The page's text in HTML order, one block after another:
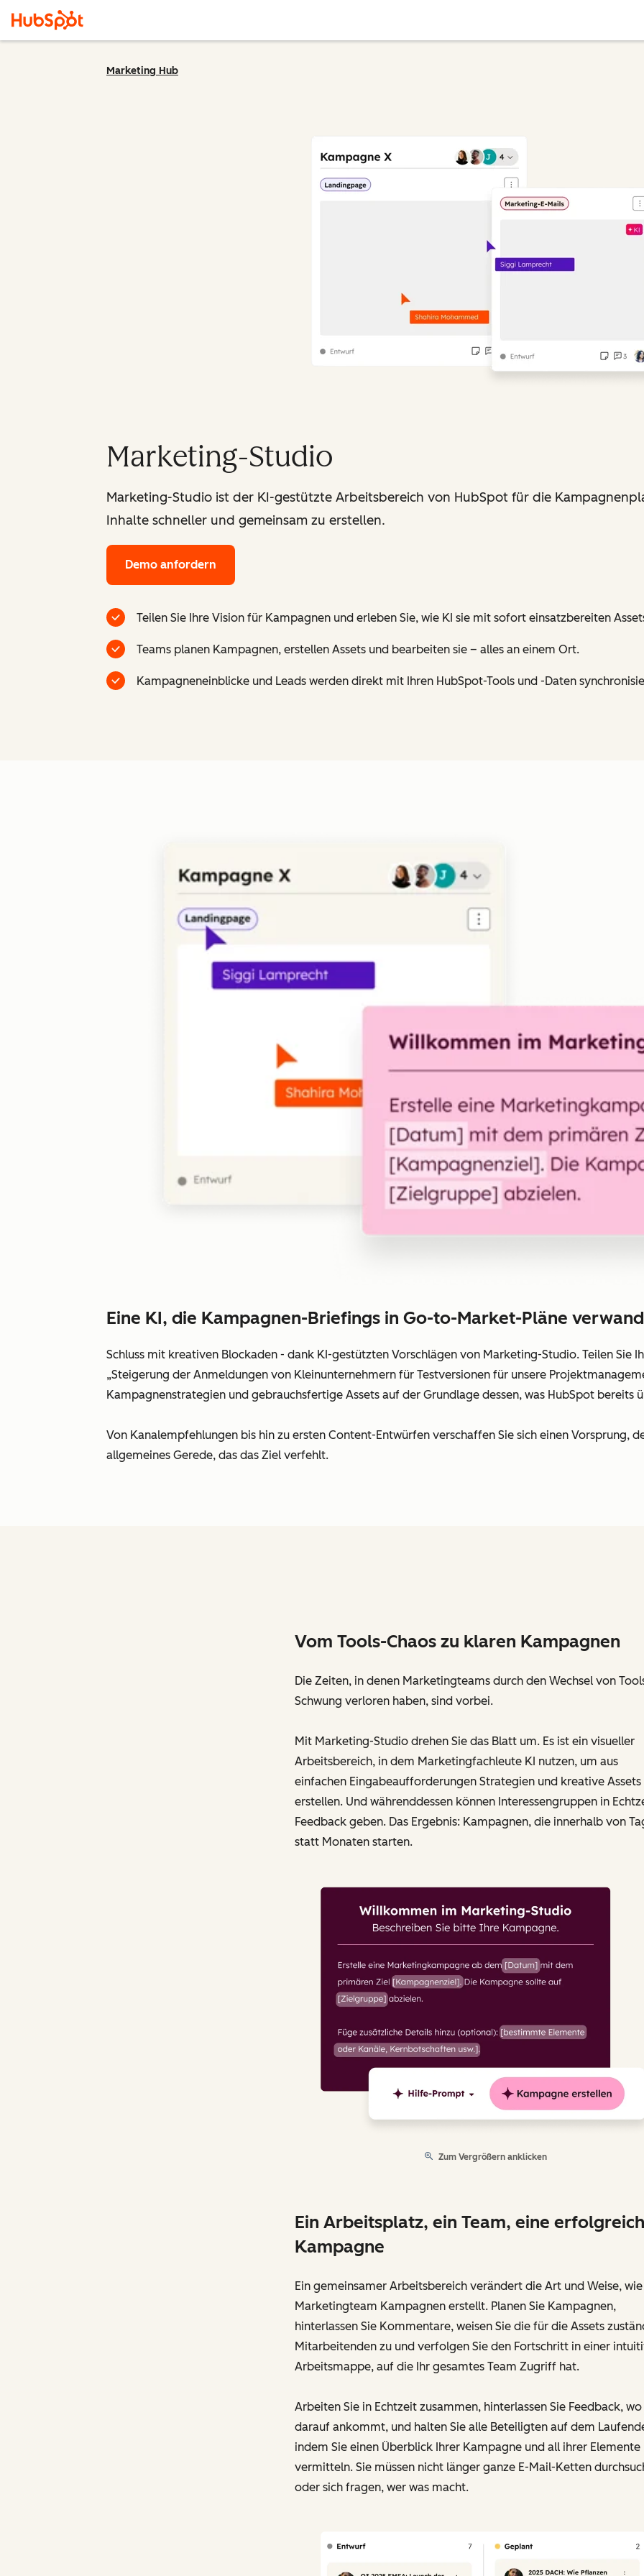
Marketing Hub
Marketing-Studio
Marketing-Studio ist der KI-gestützte Arbeitsbereich von HubSpot für die
Inhalte schneller und gemeinsam zu erstellen.
Demo anfordern
Teilen Sie Ihre Vision für Kampagnen und erleben Sie, wie KI sie mit sofort einsatzbereiten
Teams planen Kampagnen, erstellen Assets und bearbeiten sie – alles an einem Ort.
Kampagneneinblicke und Leads werden direkt mit Ihren HubSpot-Tools und -Daten
Eine KI, die Kampagnen-Briefings in Go-to-Market-Pläne
Schluss mit kreativen Blockaden - dank KI-gestützten Vorschlägen von Marketing-Studio. Teilen Sie
„Steigerung der Anmeldungen von Kleinunternehmern für Testversionen für unsere
Kampagnenstrategien und gebrauchsfertige Assets auf der Grundlage dessen, was HubSpot bereits
Von Kanalempfehlungen bis hin zu ersten Content-Entwürfen verschaffen Sie sich einen Vorsprung,
allgemeines Gerede, das das Ziel verfehlt.
Vom Tools-Chaos zu klaren Kampagnen
Die Zeiten, in denen Marketingteams durch den Wechsel von
Schwung verloren haben, sind vorbei.
Mit Marketing-Studio drehen Sie das Blatt um. Es ist ein visueller
Arbeitsbereich, in dem Marketingfachleute KI nutzen, um aus
einfachen Eingabeaufforderungen Strategien und kreative Assets
erstellen. Und währenddessen können Interessengruppen in
Feedback geben. Das Ergebnis: Kampagnen, die innerhalb von
statt Monaten starten.
Zum Vergrößern anklicken
Ein Arbeitsplatz, ein Team, eine
Kampagne
Ein gemeinsamer Arbeitsbereich verändert die Art und Weise,
Marketingteam Kampagnen erstellt. Planen Sie Kampagnen,
hinterlassen Sie Kommentare, weisen Sie die für die Assets
Mitarbeitenden zu und verfolgen Sie den Fortschritt in einer
Arbeitsmappe, auf die Ihr gesamtes Team Zugriff hat.
Arbeiten Sie in Echtzeit zusammen, hinterlassen Sie Feedback, wo
darauf ankommt, und halten Sie alle Beteiligten auf dem
indem Sie einen Überblick Ihrer Kampagne und all ihrer Elemente
vermitteln. Sie müssen nicht länger ganze E-Mail-Ketten
oder sich fragen, wer was macht.